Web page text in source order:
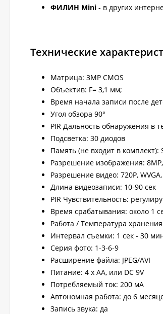
ФИЛИН Mini - в других
Технические
Матрица: 3MP CMOS
Объектив: F= 3,1 мм;
Время начала записи после
Угол обзора 90°
PIR Дальность обнаружения в
Подсветка: 30 диодов
Память (не входит в комплект):
Разрешение изображения:
Разрешение видео: 720P, WVGA,
Длина видеозаписи: 10-90 сек
PIR Чувствительность:
Время срабатывания: около 1
Работа / Температура
Интервал съемки: 1 сек - 30
Серия фото: 1-3-6-9
Расширение файла: JPEG/AVI
Питание: 4 х АА, или DC 9V
Потребляемый ток: 200 мА
Автономная работа: до 6
Запись звука: да